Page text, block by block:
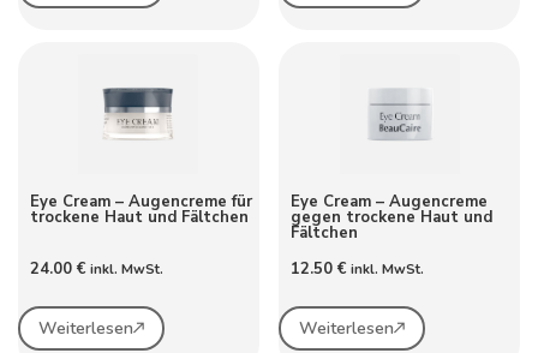
Eye Cream – Augencreme für
trockene Haut und Fältchen
24.00 € inkl. MwSt.
Weiterlesen
Eye Cream – Augencreme
gegen trockene Haut und
Fältchen
12.50€ inkl. MwSt.
Weiterlesen